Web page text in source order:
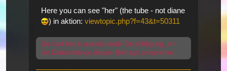
Here you can see "her" (the tube - not diane
) in aktion: viewtopic.php?f=43&t=50311
Du hast keine ausreichende Berechtigung, um
die Dateianhänge dieses Beitrags anzusehen.